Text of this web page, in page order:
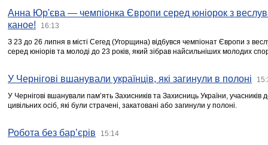
Анна Юр'єва — чемпіонка Європи серед юніорок з
каное!
16:13
З 23 до 26 липня в місті Сегед (Угорщина) відбувся чемпіонат Європи з
серед юніорів та молоді до 23 років, який зібрав найсильніших молодих
У Чернігові вшанували українців, які загинули в полоні
У Чернігові вшанували пам’ять Захисників та Захисниць України,
цивільних осіб, які були страчені, закатовані або загинули у полоні.
Робота без бар’єрів 15:14